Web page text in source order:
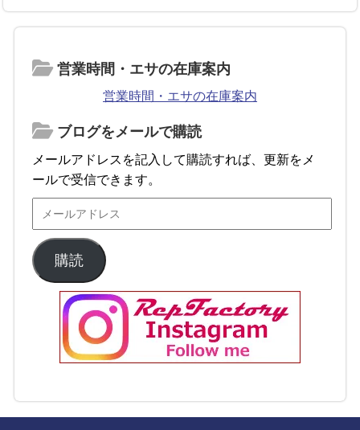
営業時間・エサの在庫案内
営業時間・エサの在庫案内
ブログをメールで購読
メールアドレスを記入して購読すれば、更新をメ
ールで受信できます。
購読